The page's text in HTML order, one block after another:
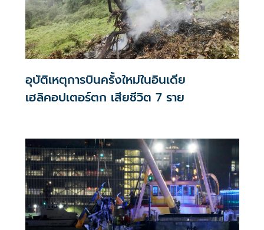
อุบัติเหตุการบินครั้งใหม่ในอินเดีย
เฮลิคอปเตอร์ตก เสียชีวิต 7 ราย